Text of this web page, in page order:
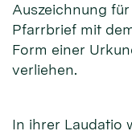
Auszeichnung
Pfarrbrief mit
Form einer
verliehen.
In ihrer Laudatio